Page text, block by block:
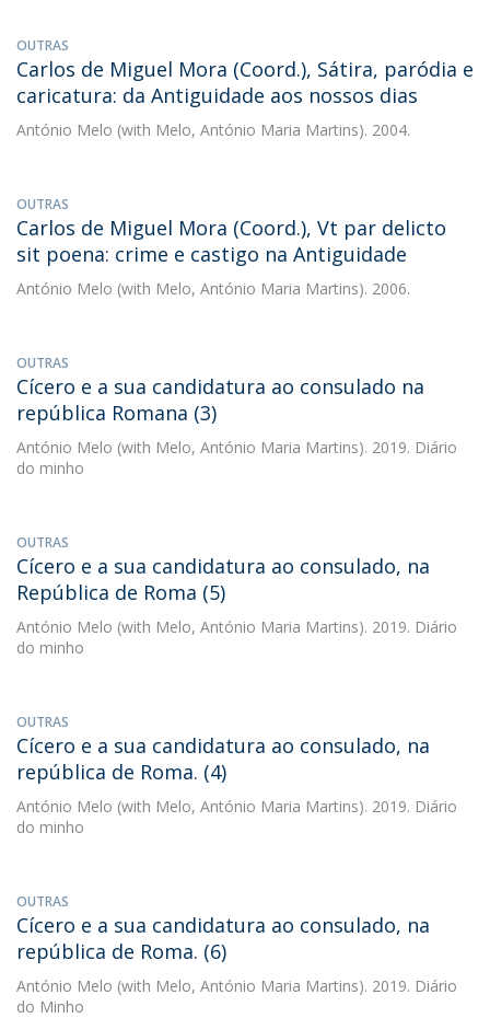
OUTRAS
Carlos de Miguel Mora (Coord.), Sátira, paródia e
caricatura: da Antiguidade aos nossos dias
António Melo (with Melo, António Maria Martins). 2004.
OUTRAS
Carlos de Miguel Mora (Coord.), Vt par delicto
sit poena: crime e castigo na Antiguidade
António Melo (with Melo, António Maria Martins). 2006.
OUTRAS
Cícero e a sua candidatura ao consulado na
república Romana (3)
António Melo (with Melo, António Maria Martins). 2019. Diário
do minho
OUTRAS
Cícero e a sua candidatura ao consulado, na
República de Roma (5)
António Melo (with Melo, António Maria Martins). 2019. Diário
do minho
OUTRAS
Cícero e a sua candidatura ao consulado, na
república de Roma. (4)
António Melo (with Melo, António Maria Martins). 2019. Diário
do minho
OUTRAS
Cícero e a sua candidatura ao consulado, na
república de Roma. (6)
António Melo (with Melo, António Maria Martins). 2019. Diário
do Minho